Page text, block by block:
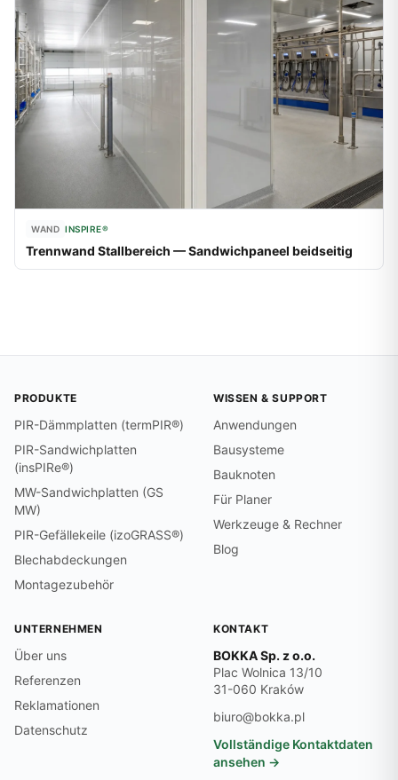
WAND INSPIRE®
Trennwand Stallbereich — Sandwichpaneel beidseitig
PRODUKTE
PIR-Dämmplatten (termPIR®)
PIR-Sandwichplatten
(insPIRe®)
MW-Sandwichplatten (GS
MW)
PIR-Gefällekeile (izoGRASS®)
Blechabdeckungen
Montagezubehör
WISSEN & SUPPORT
Anwendungen
Bausysteme
Bauknoten
Für Planer
Werkzeuge & Rechner
Blog
UNTERNEHMEN
Über uns
Referenzen
Reklamationen
Datenschutz
KONTAKT
BOKKA Sp. z o.o.
Plac Wolnica 13/10
31-060 Kraków
biuro@bokka.pl
Vollständige Kontaktdaten
ansehen →